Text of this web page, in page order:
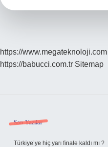
https://www.megateknoloji.com
https://babucci.com.tr Sitemap
Sidebar
Son Yazılar
Türkiye’ye hiç yarı finale kaldı mı ?